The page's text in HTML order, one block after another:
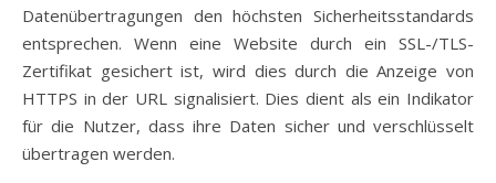
Datenübertragungen den höchsten Sicherheitsstandards
entsprechen. Wenn eine Website durch ein SSL-/TLS-
Zertifikat gesichert ist, wird dies durch die Anzeige von
HTTPS in der URL signalisiert. Dies dient als ein Indikator
für die Nutzer, dass ihre Daten sicher und verschlüsselt
übertragen werden.